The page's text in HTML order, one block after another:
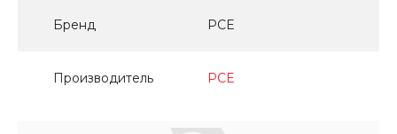
Бренд PCE
Производитель PCE